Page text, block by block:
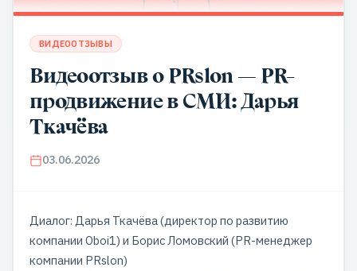
ВИДЕООТЗЫВЫ
Видеоотзыв о PRslon — PR-
продвижение в СМИ: Дарья
Ткачёва
03.06.2026
Диалог: Дарья Ткачёва (директор по развитию
компании Oboi1) и Борис Ломовский (PR-менеджер
компании PRslon)